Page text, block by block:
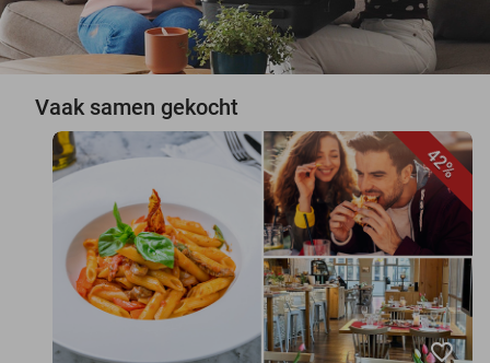
Vaak samen gekocht
42%
favorite_border